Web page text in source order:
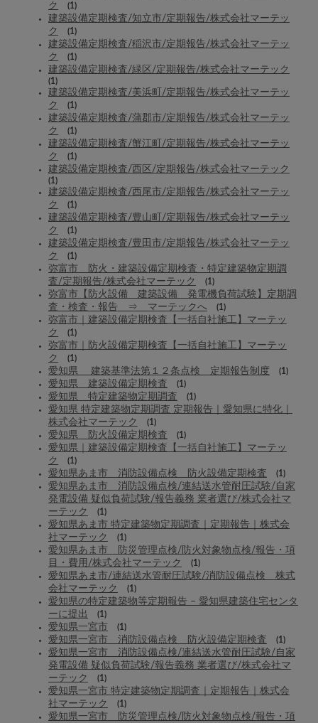
ク
(1)
建築設備定期検査/知立市/定期報告/株式会社マーテッ
ク
(1)
建築設備定期検査/稲沢市/定期報告/株式会社マーテッ
ク
(1)
建築設備定期検査/緑区/定期報告/株式会社マーテック
(1)
建築設備定期検査/美浜町/定期報告/株式会社マーテッ
ク
(1)
建築設備定期検査/蒲郡市/定期報告/株式会社マーテッ
ク
(1)
建築設備定期検査/蟹江町/定期報告/株式会社マーテッ
ク
(1)
建築設備定期検査/西区/定期報告/株式会社マーテック
(1)
建築設備定期検査/西尾市/定期報告/株式会社マーテッ
ク
(1)
建築設備定期検査/豊山町/定期報告/株式会社マーテッ
ク
(1)
建築設備定期検査/豊田市/定期報告/株式会社マーテッ
ク
(1)
弥富市 防火・建築設備定期検査・特定建築物定期調
査/定期報告/株式会社マーテック
(1)
弥富市【防火設備 建築設備 発電機負荷試験】定期調
査・検査・報告 ⇒ マーテックへ
(1)
弥富市｜建築設備定期検査【一括自社施工】マーテッ
ク
(1)
弥富市｜防火設備定期検査【一括自社施工】マーテッ
ク
(1)
愛知県 建築基準法第１２条点検 定期報告制度 (1)
愛知県 建築設備定期検査 (1)
愛知県 特定建築物定期調査 (1)
愛知県 特定建築物定期調査 定期報告｜愛知県に特化｜
株式会社マーテック
(1)
愛知県 防火設備定期検査 (1)
愛知県｜建築設備定期検査【一括自社施工】マーテッ
ク
(1)
愛知県あま市 消防設備点検 防火設備定期検査 (1)
愛知県あま市 消防設備点検/連結送水管耐圧試験/自家
発電設備 疑似負荷試験/報告義務 業者選び/株式会社マ
ーテック
(1)
愛知県あま市 特定建築物定期調査｜定期報告｜株式会
社マーテック
(1)
愛知県あま市 防災管理点検/防火対象物点検/報告・項
目・費用/株式会社マーテック
(1)
愛知県あま市/連結送水管耐圧試験/消防設備点検 株式
会社マーテック
(1)
愛知県の特定建築物等定期報告 – 愛知県建築住宅センタ
ーに提出
(1)
愛知県一宮市 (1)
愛知県一宮市 消防設備点検 防火設備定期検査 (1)
愛知県一宮市 消防設備点検/連結送水管耐圧試験/自家
発電設備 疑似負荷試験/報告義務 業者選び/株式会社マ
ーテック
(1)
愛知県一宮市 特定建築物定期調査｜定期報告｜株式会
社マーテック
(1)
愛知県一宮市 防災管理点検/防火対象物点検/報告・項